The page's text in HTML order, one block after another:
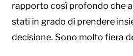
rapporto così profondo che
stati in grado di prendere
decisione. Sono molto fiera